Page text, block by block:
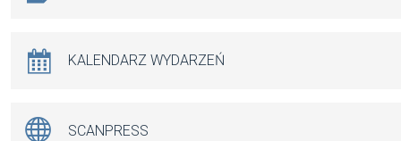
KALENDARZ WYDARZEŃ
SCANPRESS